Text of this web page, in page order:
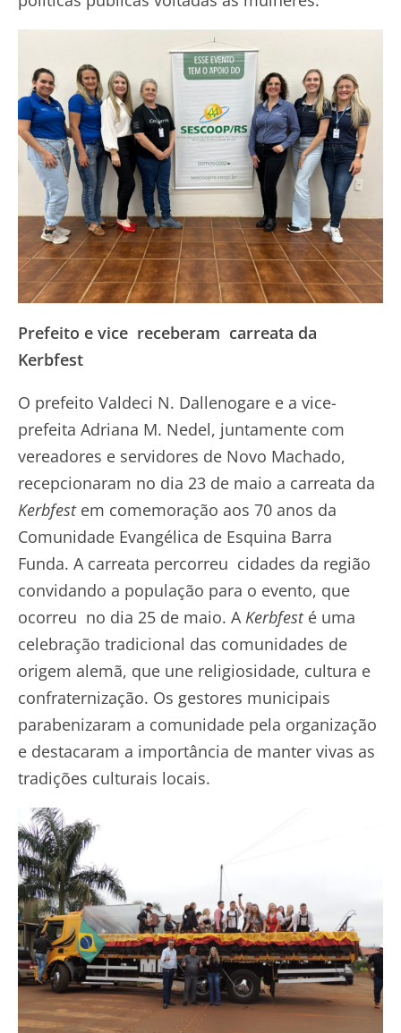
Prefeito e vice receberam carreata da
Kerbfest
O prefeito Valdeci N. Dallenogare e a vice-
prefeita Adriana M. Nedel, juntamente com
vereadores e servidores de Novo Machado,
recepcionaram no dia 23 de maio a carreata da
Kerbfestem comemoração aos 70 anos da
Comunidade Evangélica de Esquina Barra
Funda. A carreata percorreu cidades da região
convidando a população para o evento, que
ocorreu no dia 25 de maio. AKerbfesté uma
celebração tradicional das comunidades de
origem alemã, que une religiosidade, cultura e
confraternização. Os gestores municipais
parabenizaram a comunidade pela organização
e destacaram a importância de manter vivas as
tradições culturais locais.